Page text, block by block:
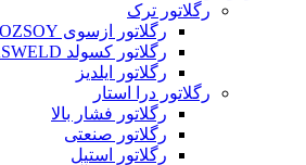
رگلاتور ترک
رگلاتور ازسوی OZSOY
رگلاتور کسولد KASWELD
رگلاتور ایلدیز
رگلاتور درا استار
رگلاتور فشار بالا
رگلاتور صنعتی
رگلاتور استیل